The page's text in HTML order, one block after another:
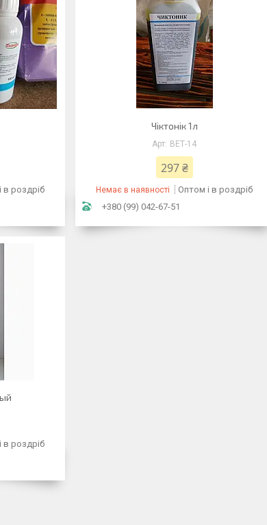
в роздріб
Чіктонік 1л
ВЕТ-14
297 ₴
Немає в наявності
Оптом і в роздріб
+380 (99) 042-67-51
в роздріб